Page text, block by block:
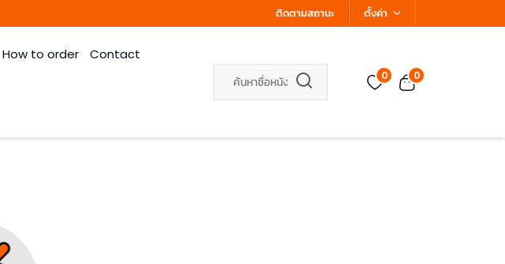
ติดตามสถานะ ตั้งค่า
How to order Contact
0 0